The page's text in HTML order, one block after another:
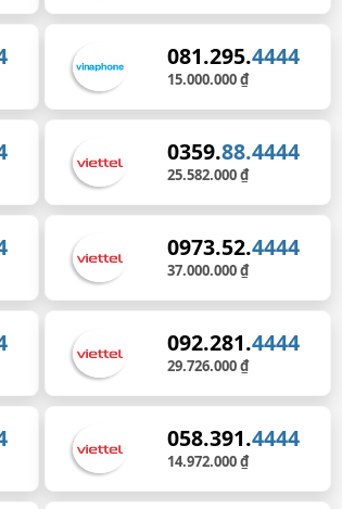
081.295.4444
15.000.000 ₫
0359.88.4444
25.582.000 ₫
0973.52.4444
37.000.000 ₫
092.281.4444
29.726.000 ₫
058.391.4444
14.972.000 ₫